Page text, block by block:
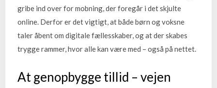
gribe ind over for mobning, der foregår i det skjulte
online. Derfor er det vigtigt, at både børn og voksne
taler åbent om digitale fællesskaber, og at der skabes
trygge rammer, hvor alle kan være med – også på nettet.
At genopbygge tillid – vejen